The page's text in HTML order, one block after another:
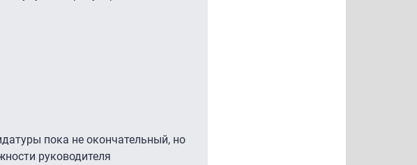
пока не окончательный, но
руководителя